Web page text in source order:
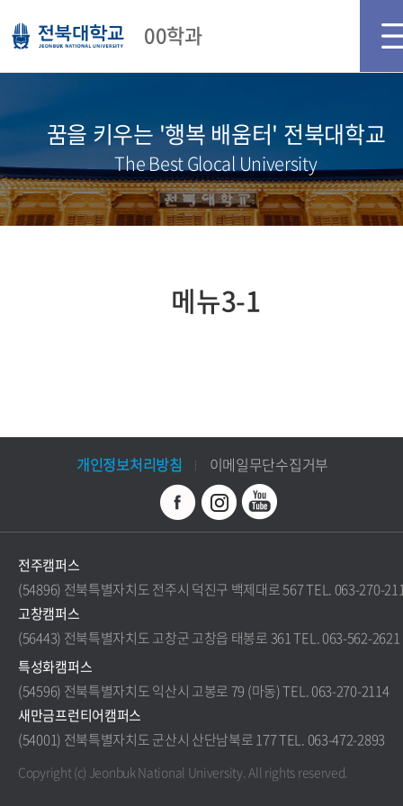
00학과
꿈을 키우는 '행복 배움터' 전북대학교
The Best Glocal University
메뉴3-1
개인정보처리방침 이메일무단수집거부
전주캠퍼스
(54896) 전북특별자치도 전주시 덕진구 백제대로 567 TEL. 063-270-
고창캠퍼스
(56443) 전북특별자치도 고창군 고창읍 태봉로 361 TEL. 063-562-2621
특성화캠퍼스
(54596) 전북특별자치도 익산시 고봉로 79 (마동) TEL. 063-270-2114
새만금프런티어캠퍼스
(54001) 전북특별자치도 군산시 산단남북로 177 TEL. 063-472-2893
Copyright (c) Jeonbuk National University.All rights reserved.